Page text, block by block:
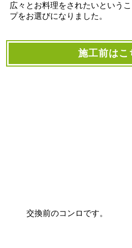
広々とお料理をされたいという
プをお選びになりました。
施工前はこ
交換前のコンロです。